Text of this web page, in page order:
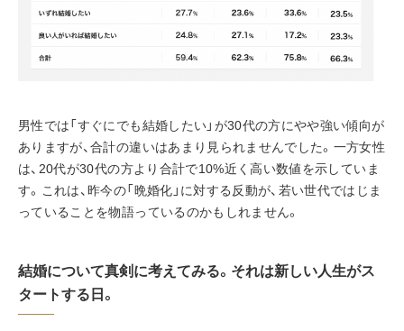
男性では「すぐにでも結婚したい」が30代の方にやや強い傾向が
ありますが、合計の違いはあまり見られませんでした。一方女性
は、20代が30代の方より合計で10%近く高い数値を示していま
す。これは、昨今の「晩婚化」に対する反動が、若い世代ではじま
っていることを物語っているのかもしれません。
結婚について真剣に考えてみる。それは新しい人生がス
タートする日。